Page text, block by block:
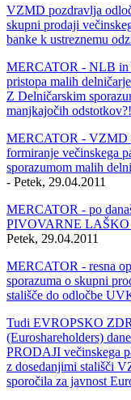
VZMD pozdravlja
skupni prodaji
banke k ustreznemu
MERCATOR - NLB in
pristopa malih
Z Delničarskim
manjkajočih odstotkov?!
MERCATOR - VZMD
formiranje večinskega
sporazumom malih
- Petek, 29.04.2011
MERCATOR - po
PIVOVARNE LAŠKO
Petek, 29.04.2011
MERCATOR - resna
sporazuma o skupni
stališče do odločbe
Tudi EVROPSKO
(Euroshareholders)
PRODAJI večinskega
z dosedanjimi stališči
sporočila za javnost